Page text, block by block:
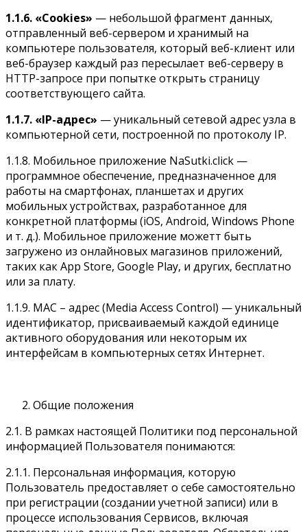
1.1.6. «Cookies» — небольшой фрагмент данных,
отправленный веб-сервером и хранимый на
компьютере пользователя, который веб-клиент или
веб-браузер каждый раз пересылает веб-серверу в
HTTP-запросе при попытке открыть страницу
соответствующего сайта.
1.1.7. «IP-адрес» — уникальный сетевой адрес узла в
компьютерной сети, построенной по протоколу IP.
1.1.8. Мобильное приложение NaSutki.click —
программное обеспечение, предназначенное для
работы на смартфонах, планшетах и других
мобильных устройствах, разработанное для
конкретной платформы (iOS, Android, Windows Phone
и т. д.). Мобильное приложение можетт быть
загружено из онлайновых магазинов приложений,
таких как App Store, Google Play, и других, бесплатно
или за плату.
1.1.9. MАС – адрес (Media Access Control) — уникальный
идентификатор, присваиваемый каждой единице
активного оборудования или некоторым их
интерфейсам в компьютерных сетях Интернет.
Общие положения
2.1. В рамках настоящей Политики под персональной
информацией Пользователя понимаются:
2.1.1. Персональная информация, которую
Пользователь предоставляет о себе самостоятельно
при регистрации (создании учетной записи) или в
процессе использования Сервисов, включая